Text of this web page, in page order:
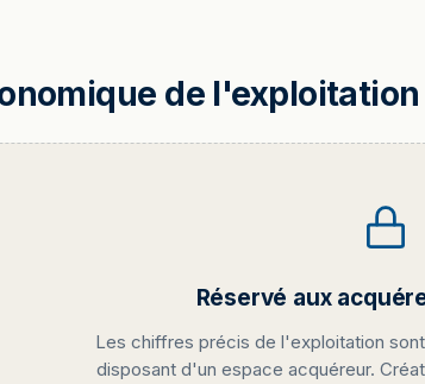
de l'exploitation
Réservé aux
Les chiffres précis de l'exploitation
disposant d'un espace acquéreur.